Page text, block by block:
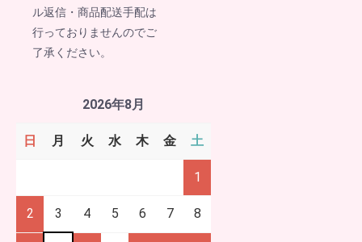
ル返信・商品配送手配は
行っておりませんのでご
了承ください。
2026年8月
日 月 火 水 木 金 土
1
2 3 4 5 6 7 8